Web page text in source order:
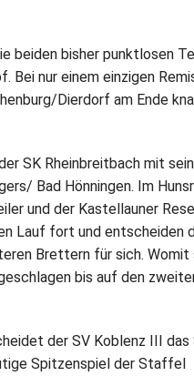
beiden bisher punktlosen
Bei nur einem einzigen
Dierdorf am Ende
SK Rheinbreitbach mit
Bad Hönningen. Im
und der Kastellauner
Lauf fort und entscheiden
Brettern für sich. Womit
bis auf den
der SV Koblenz III das
Spitzenspiel der Staffel